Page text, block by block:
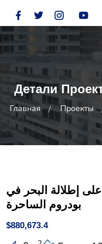
Детали
Главная Проекты
إطلالة البحر في
بودروم الساحرة
$880,673.4